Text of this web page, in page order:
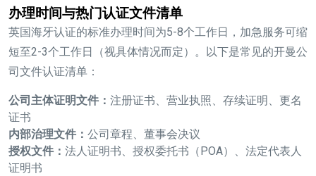
办理时间与热门认证文件清单
英国海牙认证的标准办理时间为5-8个工作日，加急服务可缩
短至2-3个工作日（视具体情况而定）。以下是常见的开曼公
司文件认证清单：
公司主体证明文件： 注册证书、营业执照、存续证明、更名
证书
内部治理文件： 公司章程、董事会决议
授权文件： 法人证明书、授权委托书（POA）、法定代表人
证明书